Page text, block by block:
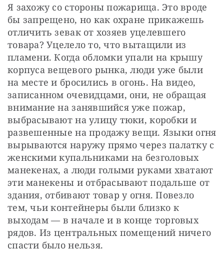
Я захожу со стороны пожарища. Это вроде
бы запрещено, но как охране прикажешь
отличить зевак от хозяев уцелевшего
товара? Уцелело то, что вытащили из
пламени. Когда обломки упали на крышу
корпуса вещевого рынка, люди уже были
на месте и бросились в огонь. На видео,
записанном очевидцами, они, не обращая
внимание на занявшийся уже пожар,
выбрасывают на улицу тюки, коробки и
развешенные на продажу вещи. Языки огня
вырываются наружу прямо через палатку с
женскими купальниками на безголовых
манекенах, а люди голыми руками хватают
эти манекены и отбрасывают подальше от
здания, отбивают товар у огня. Повезло
тем, чьи контейнеры были близко к
выходам — в начале и в конце торговых
рядов. Из центральных помещений ничего
спасти было нельзя.